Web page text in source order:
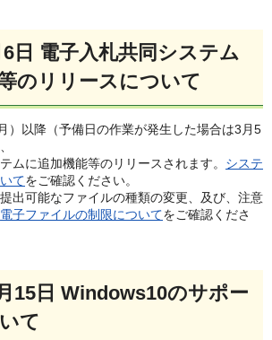
日 電子入札共同システム
のリリースについて
）以降（予備日の作業が発生した場合は3月5
ムに追加機能等のリリースされます。 システ
てをご確認ください。
出可能なファイルの種類の変更、及び、注意
電子ファイルの制限についてをご確認くださ
15日 Windows10のサポー
て